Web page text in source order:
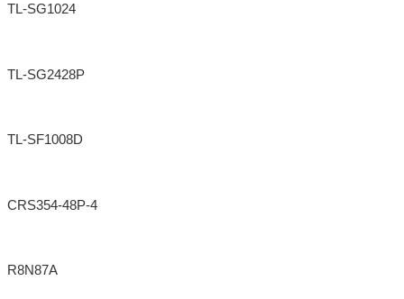
TL-SG1024
TL-SG2428P
TL-SF1008D
CRS354-48P-4
R8N87A